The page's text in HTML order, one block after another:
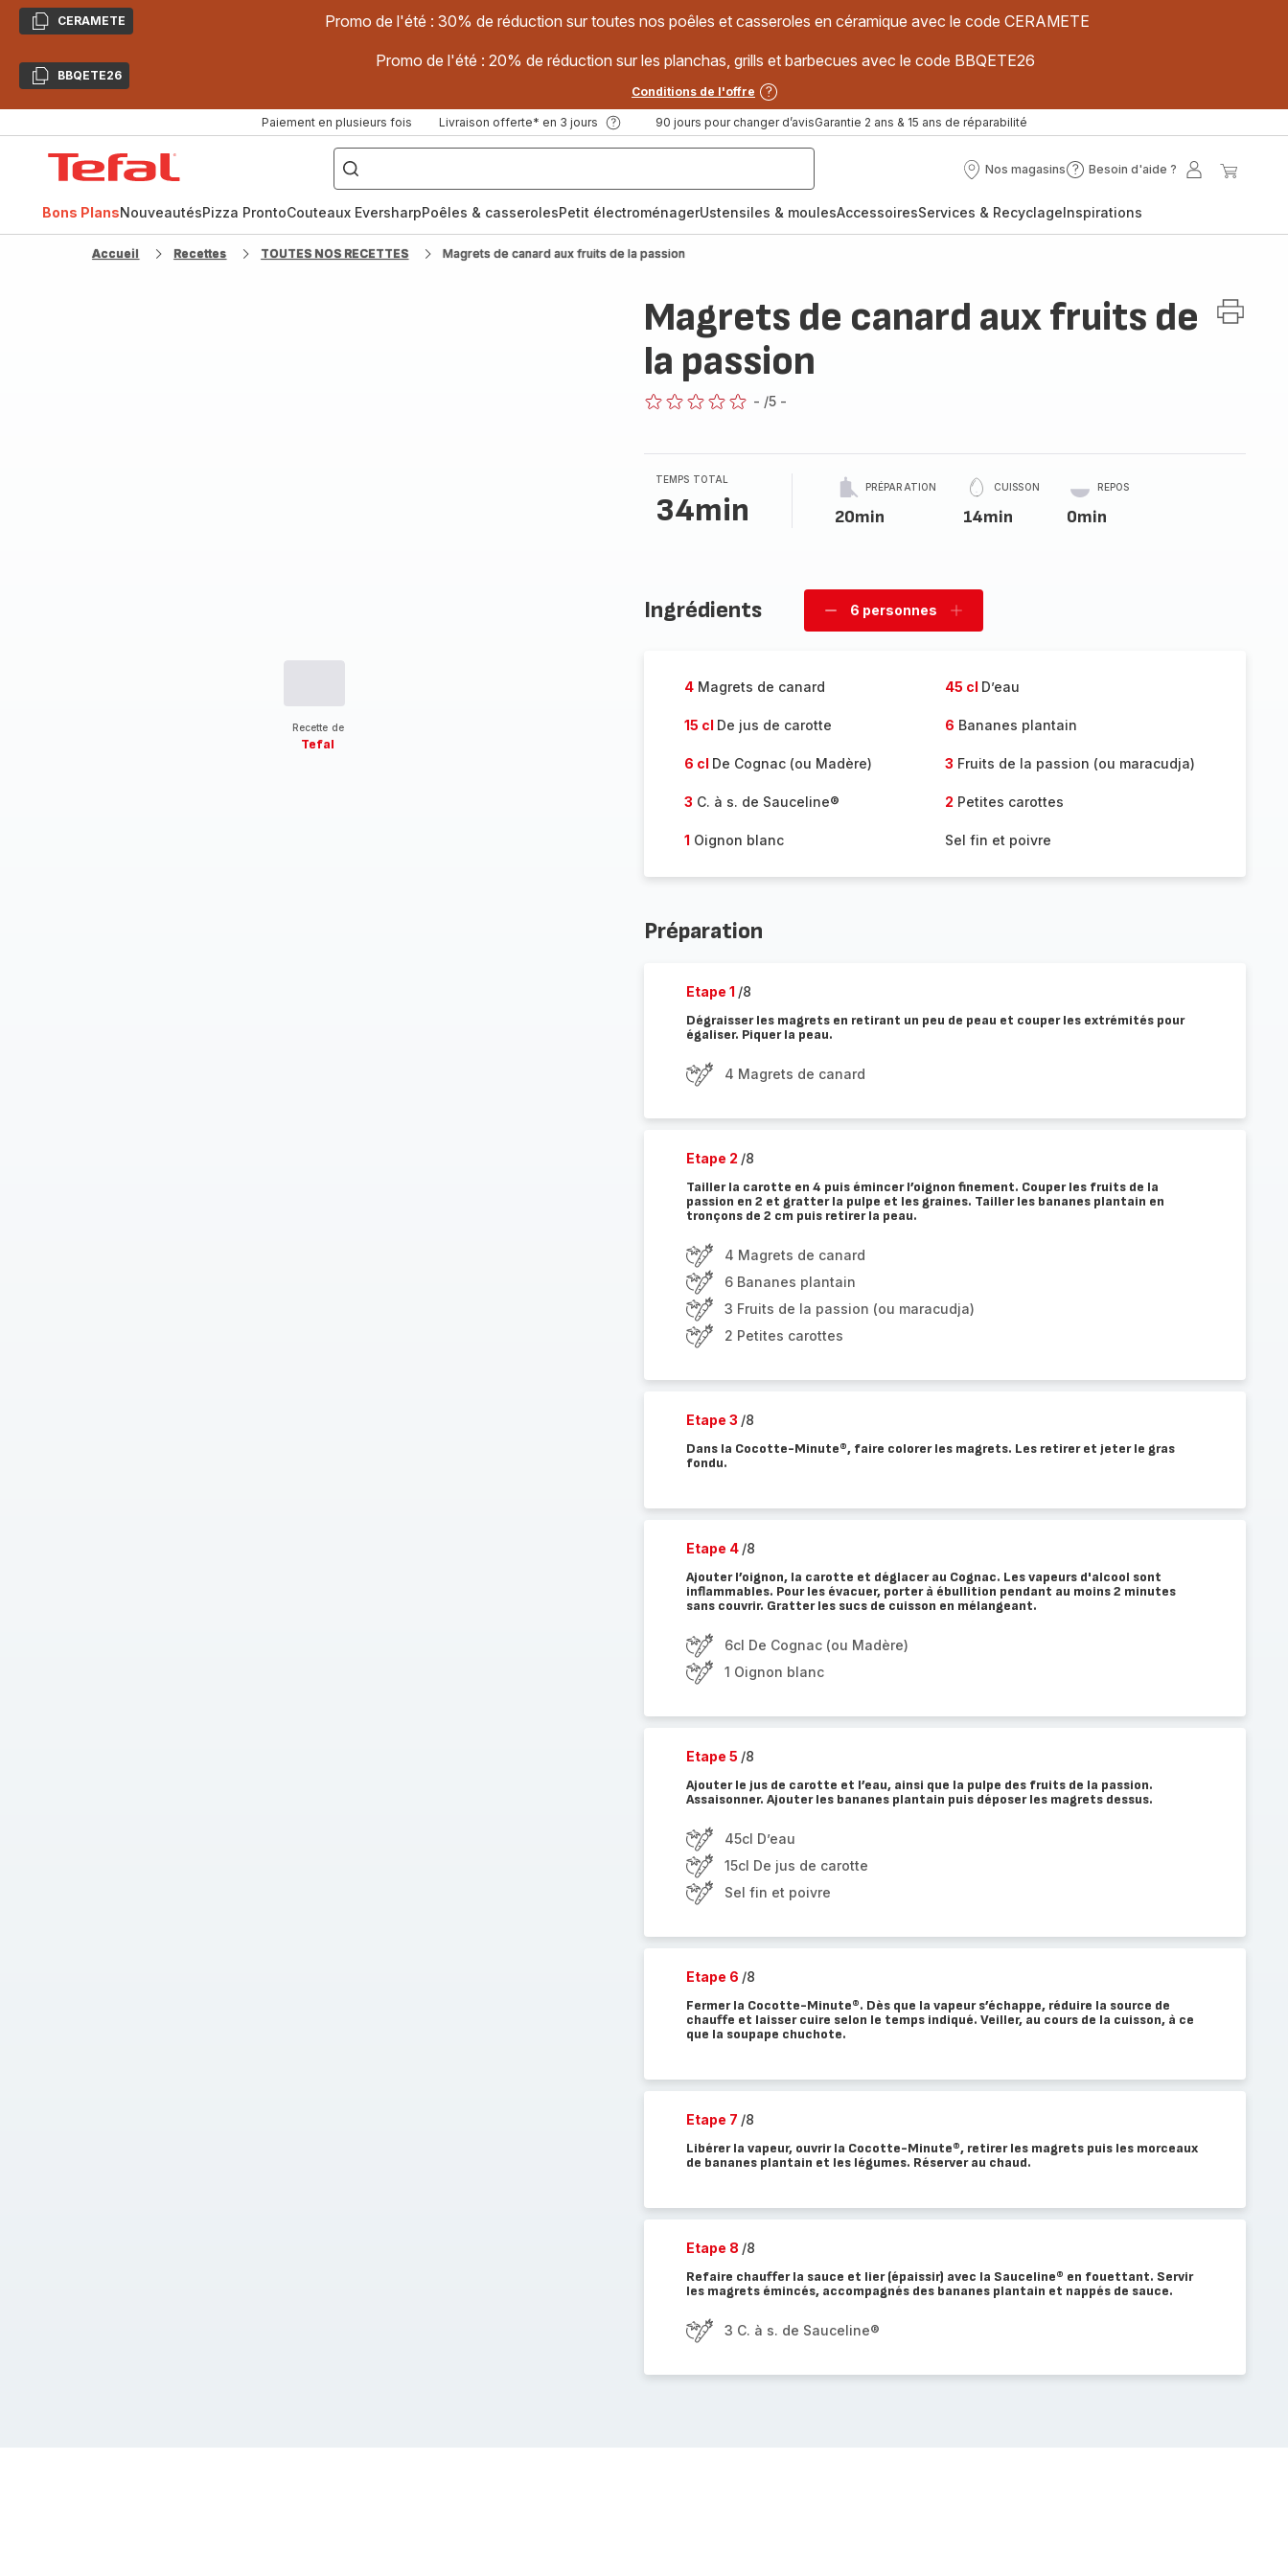
CopierCERAMETE Promo de l'été : 30% de réduction sur toutes nos poêles et casseroles en céramique avec le code CERAMETE
CopierBBQETE26
Promo de l'été : 20% de réduction sur les planchas, grills et barbecues avec le code BBQETE26
Conditions de l'offre
Paiement en plusieurs fois Livraison offerte* en 3 jours 90 jours pour changer d’avisGarantie 2 ans & 15 ans de réparabilité
["Poêles
inox,
Cake
Factory,
Nos magasins
Nos
Besoin d'aide ?
Besoin
?
Mon
Bons PlansNouveautésPizza ProntoCouteaux EversharpPoêles & casserolesPetit électroménagerUstensiles & moulesAccessoiresServices & RecyclageInspirations
Accueil Recettes TOUTES NOS RECETTES Magrets de canard aux fruits de la passion
Recette de
Tefal
Magrets de canard aux fruits de
la passion
- /5 -
TEMPS TOTAL
34min
PRÉPARATION
20min
CUISSON
14min
REPOS
0min
Ingrédients
Supprimer
6 personnes
Ajouter
4Magrets de canard 45 cl D’eau
15 cl De jus de carotte 6 Bananes plantain
6 cl De Cognac (ou Madère) 3 Fruits de la passion (ou maracudja)
3 C. à s. de Sauceline® 2 Petites carottes
1 Oignon blanc Sel fin et poivre
Préparation
Etape 1 /8
Dégraisser les magrets en retirant un peu de peau et couper les extrémités pour
égaliser. Piquer la peau.
4 Magrets de canard
Etape 2 /8
Tailler la carotte en 4 puis émincer l’oignon finement. Couper les fruits de la
passion en 2 et gratter la pulpe et les graines. Tailler les bananes plantain en
tronçons de 2 cm puis retirer la peau.
4 Magrets de canard
6 Bananes plantain
3 Fruits de la passion (ou maracudja)
2 Petites carottes
Etape 3 /8
Dans la Cocotte-Minute®, faire colorer les magrets. Les retirer et jeter le gras
fondu.
Etape 4 /8
Ajouter l’oignon, la carotte et déglacer au Cognac. Les vapeurs d'alcool sont
inflammables. Pour les évacuer, porter à ébullition pendant au moins 2 minutes
sans couvrir. Gratter les sucs de cuisson en mélangeant.
6cl De Cognac (ou Madère)
1 Oignon blanc
Etape 5 /8
Ajouter le jus de carotte et l’eau, ainsi que la pulpe des fruits de la passion.
Assaisonner. Ajouter les bananes plantain puis déposer les magrets dessus.
45cl D’eau
15cl De jus de carotte
Sel fin et poivre
Etape 6 /8
Fermer la Cocotte-Minute®. Dès que la vapeur s’échappe, réduire la source de
chauffe et laisser cuire selon le temps indiqué. Veiller, au cours de la cuisson, à ce
que la soupape chuchote.
Etape 7 /8
Libérer la vapeur, ouvrir la Cocotte-Minute®, retirer les magrets puis les morceaux
de bananes plantain et les légumes. Réserver au chaud.
Etape 8 /8
Refaire chauffer la sauce et lier (épaissir) avec la Sauceline® en fouettant. Servir
les magrets émincés, accompagnés des bananes plantain et nappés de sauce.
3 C. à s. de Sauceline®